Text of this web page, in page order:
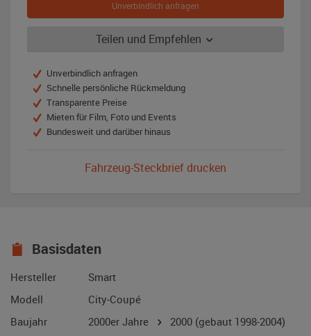
Unverbindlich anfragen
Teilen und Empfehlen
Unverbindlich anfragen
Schnelle persönliche Rückmeldung
Transparente Preise
Mieten für Film, Foto und Events
Bundesweit und darüber hinaus
Fahrzeug-Steckbrief drucken
Basisdaten
Hersteller
Smart
Modell
City-Coupé
Baujahr
2000er Jahre 2000 (gebaut 1998-2004)